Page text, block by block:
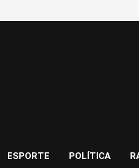
ESPORTE POLÍTICA